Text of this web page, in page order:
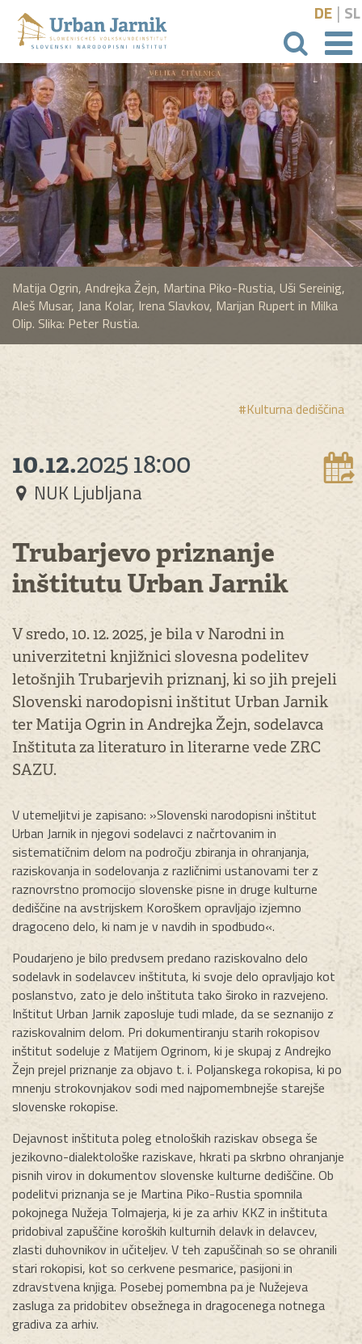
išči
DE | SL
Matija Ogrin, Andrejka Žejn, Martina Piko-Rustia, Uši Sereinig,
Aleš Musar, Jana Kolar, Irena Slavkov, Marijan Rupert in Milka
Olip. Slika: Peter Rustia.
#Kulturna dediščina
10.12.202518:00
NUK Ljubljana
Trubarjevo priznanje
inštitutu Urban Jarnik
V sredo, 10. 12. 2025, je bila v Narodni in
univerzitetni knjižnici slovesna podelitev
letošnjih Trubarjevih priznanj, ki so jih prejeli
Slovenski narodopisni inštitut Urban Jarnik
ter Matija Ogrin in Andrejka Žejn, sodelavca
Inštituta za literaturo in literarne vede ZRC
SAZU.
V utemeljitvi je zapisano: »Slovenski narodopisni inštitut
Urban Jarnik in njegovi sodelavci z načrtovanim in
sistematičnim delom na področju zbiranja in ohranjanja,
raziskovanja in sodelovanja z različnimi ustanovami ter z
raznovrstno promocijo slovenske pisne in druge kulturne
dediščine na avstrijskem Koroškem opravljajo izjemno
dragoceno delo, ki nam je v navdih in spodbudo«.
Poudarjeno je bilo predvsem predano raziskovalno delo
sodelavk in sodelavcev inštituta, ki svoje delo opravljajo kot
poslanstvo, zato je delo inštituta tako široko in razvejeno.
Inštitut Urban Jarnik zaposluje tudi mlade, da se seznanijo z
raziskovalnim delom. Pri dokumentiranju starih rokopisov
inštitut sodeluje z Matijem Ogrinom, ki je skupaj z Andrejko
Žejn prejel priznanje za objavo t. i. Poljanskega rokopisa, ki po
mnenju strokovnjakov sodi med najpomembnejše starejše
slovenske rokopise.
Dejavnost inštituta poleg etnoloških raziskav obsega še
jezikovno-dialektološke raziskave, hkrati pa skrbno ohranjanje
pisnih virov in dokumentov slovenske kulturne dediščine. Ob
podelitvi priznanja se je Martina Piko-Rustia spomnila
pokojnega Nužeja Tolmajerja, ki je za arhiv KKZ in inštituta
pridobival zapuščine koroških kulturnih delavk in delavcev,
zlasti duhovnikov in učiteljev. V teh zapuščinah so se ohranili
stari rokopisi, kot so cerkvene pesmarice, pasijoni in
zdravstvena knjiga. Posebej pomembna pa je Nužejeva
zasluga za pridobitev obsežnega in dragocenega notnega
gradiva za arhiv.